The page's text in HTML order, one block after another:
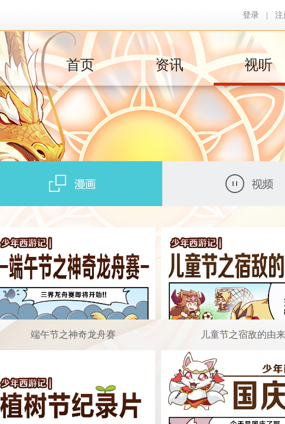
登录 注
首页 资讯 视听
端午节之神奇龙舟赛 儿童节之宿敌的由来